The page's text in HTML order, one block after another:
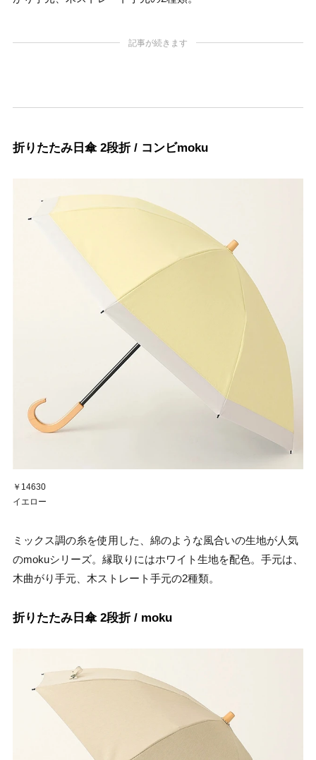
記事が続きます
折りたたみ日傘 2段折 / コンビmoku
￥14630
イエロー
ミックス調の糸を使用した、綿のような風合いの生地が人気
のmokuシリーズ。縁取りにはホワイト生地を配色。手元は、
木曲がり手元、木ストレート手元の2種類。
折りたたみ日傘 2段折 / moku